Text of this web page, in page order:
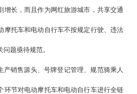
增长，而且作为网红旅游城市，共享交通
摩托车和电动自行车不按规定行驶、违法
题亟待规范。
产销售源头、号牌登记管理、规范骑乘人
环节对电动摩托车和电动自行车进行全链